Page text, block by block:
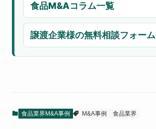
食品M&Aコラム一覧
譲渡企業様の無料相談フォーム
食品業界M&A事例 M&A事例 食品業界